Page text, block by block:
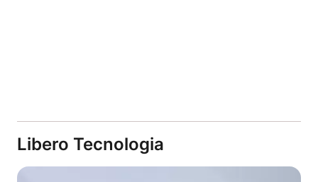
Libero Tecnologia